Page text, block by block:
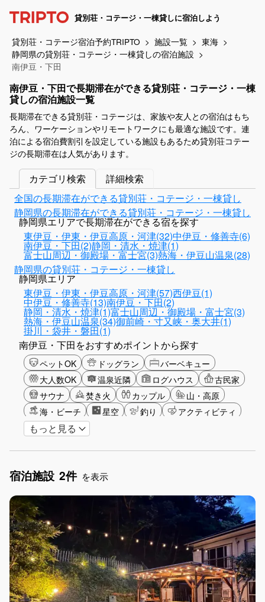
貸別荘・コテージ・一棟貸しに宿泊しよう
貸別荘・コテージ宿泊予約TRIPTO 施設一覧
東海
静岡県の貸別荘・コテージ・一棟貸しの宿泊施設
南伊豆・下田
南伊豆・下田で長期滞在ができる貸別荘・コテージ・一棟
貸しの宿泊施設一覧
長期滞在できる貸別荘・コテージは、家族や友人との宿泊はもち
ろん、ワーケーションやリモートワークにも最適な施設です。連
泊による宿泊費割引を設定している施設もあるため貸別荘コテー
ジの長期滞在は人気があります。
カテゴリ検索
詳細検索
全国の長期滞在ができる貸別荘・コテージ・一棟貸し
静岡県の長期滞在ができる貸別荘・コテージ・一棟貸し
静岡県エリアで長期滞在ができる宿を探す
東伊豆・伊東・伊豆高原・河津(32)中伊豆・修善寺(6)
南伊豆・下田(2)静岡・清水・焼津(1)
富士山周辺・御殿場・富士宮(3)熱海・伊豆山温泉(28)
静岡県の貸別荘・コテージ・一棟貸し
静岡県エリア
東伊豆・伊東・伊豆高原・河津(57)西伊豆(1)
中伊豆・修善寺(13)南伊豆・下田(2)
静岡・清水・焼津(1)富士山周辺・御殿場・富士宮(3)
熱海・伊豆山温泉(34)御前崎・寸又峡・奥大井(1)
掛川・袋井・磐田(1)
南伊豆・下田をおすすめポイントから探す
ペットOK ドッグラン
バーベキュー
大人数OK
温泉近隣 ログハウス
古民家
サウナ
焚き火 カップル
山・高原
海・ビーチ
星空 釣り
アクティビティ
グランピング
もっと見る
宿泊施設 2件 を表示